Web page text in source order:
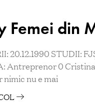
Femei din
20.12.1990 STUDII:
Antreprenor 0
nimic nu e mai